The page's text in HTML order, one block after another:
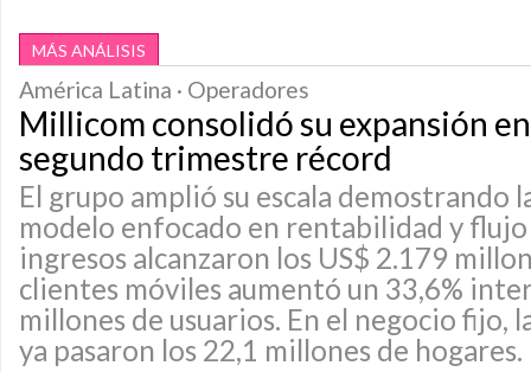
MÁS ANÁLISIS
América Latina · Operadores
Millicom consolidó su expansión
segundo trimestre récord
El grupo amplió su escala demostrando
modelo enfocado en rentabilidad y flujo
ingresos alcanzaron los US$ 2.179
clientes móviles aumentó un 33,6%
millones de usuarios. En el negocio fijo,
ya pasaron los 22,1 millones de hogares.